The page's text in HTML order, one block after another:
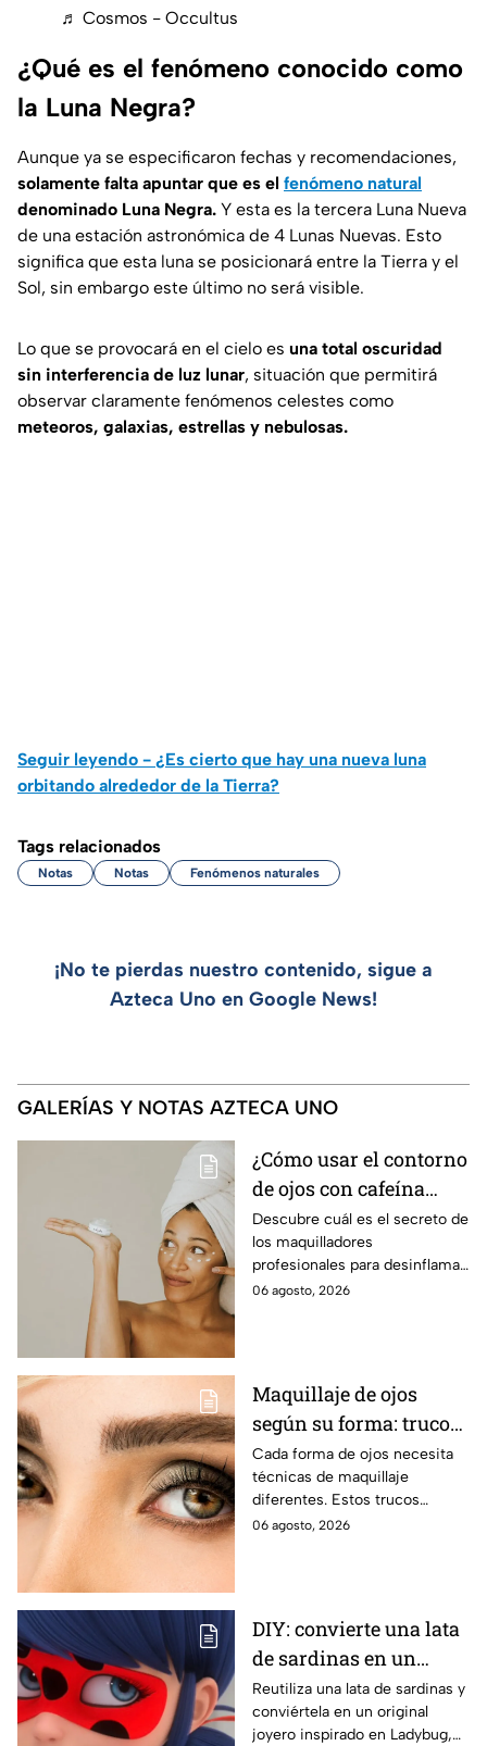
♬ Cosmos - Occultus
¿Qué es el fenómeno conocido como
la Luna Negra?
Aunque ya se especificaron fechas y recomendaciones,
solamente falta apuntar que es el fenómeno natural
denominado Luna Negra. Y esta es la tercera Luna Nueva
de una estación astronómica de 4 Lunas Nuevas. Esto
significa que esta luna se posicionará entre la Tierra y el
Sol, sin embargo este último no será visible.
Lo que se provocará en el cielo es una total oscuridad
sin interferencia de luz lunar, situación que permitirá
observar claramente fenómenos celestes como
meteoros, galaxias, estrellas y nebulosas.
Seguir leyendo - ¿Es cierto que hay una nueva luna
orbitando alrededor de la Tierra?
Tags relacionados
Notas Notas Fenómenos naturales
¡No te pierdas nuestro contenido, sigue a
Azteca Uno en Google News!
GALERÍAS Y NOTAS AZTECA UNO
¿Cómo usar el contorno
de ojos con cafeína
para desinflamar
párpados encapotados?
Descubre cuál es el secreto de
los maquilladores
profesionales para desinflamar
los párpados encapotados con
06 agosto, 2026
Maquillaje de ojos
según su forma: trucos
para realzar la mirada
Cada forma de ojos necesita
técnicas de maquillaje
diferentes. Estos trucos
ayudan a abrir, elevar, suavizar
06 agosto, 2026
DIY: convierte una lata
de sardinas en un
joyero inspirado en
Ladybug
Reutiliza una lata de sardinas y
conviértela en un original
joyero inspirado en Ladybug,